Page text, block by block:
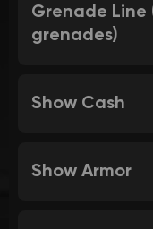
Grenade Line
grenades)
Show Cash
Show Armor